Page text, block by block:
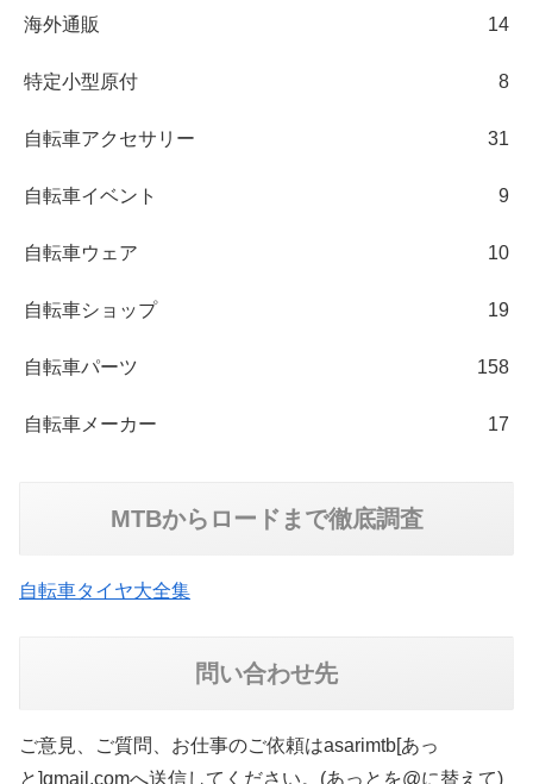
海外通販 14
特定小型原付 8
自転車アクセサリー 31
自転車イベント 9
自転車ウェア 10
自転車ショップ 19
自転車パーツ 158
自転車メーカー 17
MTBからロードまで徹底調査
自転車タイヤ大全集
問い合わせ先
ご意見、ご質問、お仕事のご依頼はasarimtb[あっ
と]gmail.comへ送信してください。(あっとを@に替えて)